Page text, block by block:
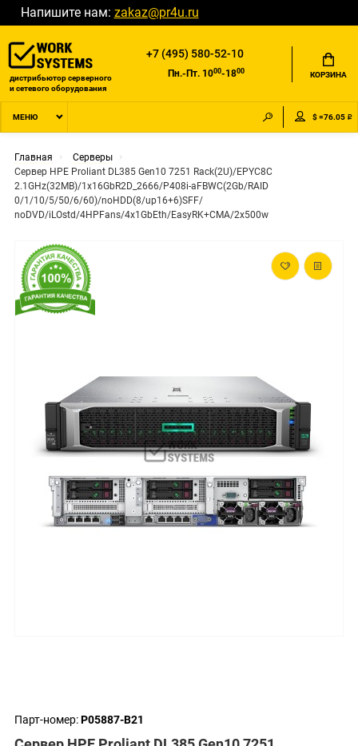
Напишите нам: zakaz@pr4u.ru
дистрибьютор серверного
и сетевого оборудования
+7 (495) 580-52-10
Пн.-Пт. 1000-1800 КОРЗИНА
МЕНЮ $ =76.05 ₽
Главная
Серверы
Сервер HPE Proliant DL385 Gen10 7251 Rack(2U)/EPYC8C
2.1GHz(32MB)/1x16GbR2D_2666/P408i-aFBWC(2Gb/RAID
0/1/10/5/50/6/60)/noHDD(8/up16+6)SFF/
noDVD/iLOstd/4HPFans/4x1GbEth/EasyRK+CMA/2x500w
Парт-номер:P05887-B21